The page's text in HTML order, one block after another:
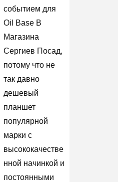
событием для
Oil Base В
Магазина
Сергиев Посад,
потому что не
так давно
дешевый
планшет
популярной
марки с
высококачестве
нной начинкой и
постоянными